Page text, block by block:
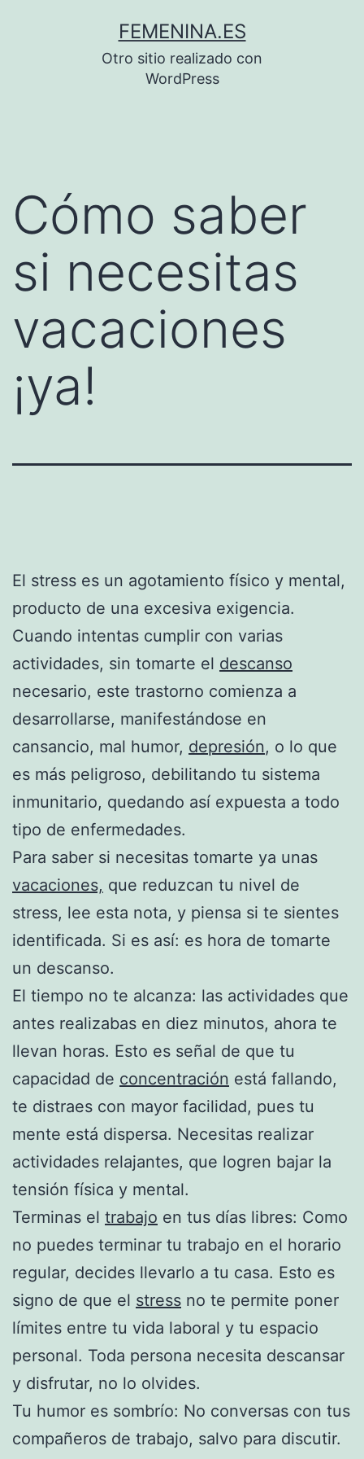
FEMENINA.ES
Otro sitio realizado con
WordPress
Cómo saber
si necesitas
vacaciones
¡ya!
El stress es un agotamiento físico y mental,
producto de una excesiva exigencia.
Cuando intentas cumplir con varias
actividades, sin tomarte el descanso
necesario, este trastorno comienza a
desarrollarse, manifestándose en
cansancio, mal humor, depresión, o lo que
es más peligroso, debilitando tu sistema
inmunitario, quedando así expuesta a todo
tipo de enfermedades.
Para saber si necesitas tomarte ya unas
vacaciones, que reduzcan tu nivel de
stress, lee esta nota, y piensa si te sientes
identificada. Si es así: es hora de tomarte
un descanso.
El tiempo no te alcanza: las actividades que
antes realizabas en diez minutos, ahora te
llevan horas. Esto es señal de que tu
capacidad de concentración está fallando,
te distraes con mayor facilidad, pues tu
mente está dispersa. Necesitas realizar
actividades relajantes, que logren bajar la
tensión física y mental.
Terminas el trabajo en tus días libres: Como
no puedes terminar tu trabajo en el horario
regular, decides llevarlo a tu casa. Esto es
signo de que el stress no te permite poner
límites entre tu vida laboral y tu espacio
personal. Toda persona necesita descansar
y disfrutar, no lo olvides.
Tu humor es sombrío: No conversas con tus
compañeros de trabajo, salvo para discutir.